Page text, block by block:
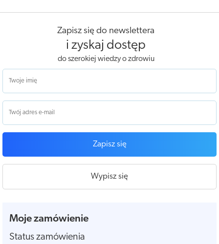
Zapisz się do newslettera
i zyskaj dostęp
do szerokiej wiedzy o zdrowiu
Zapisz się
Wypisz się
Moje zamówienie
Status zamówienia